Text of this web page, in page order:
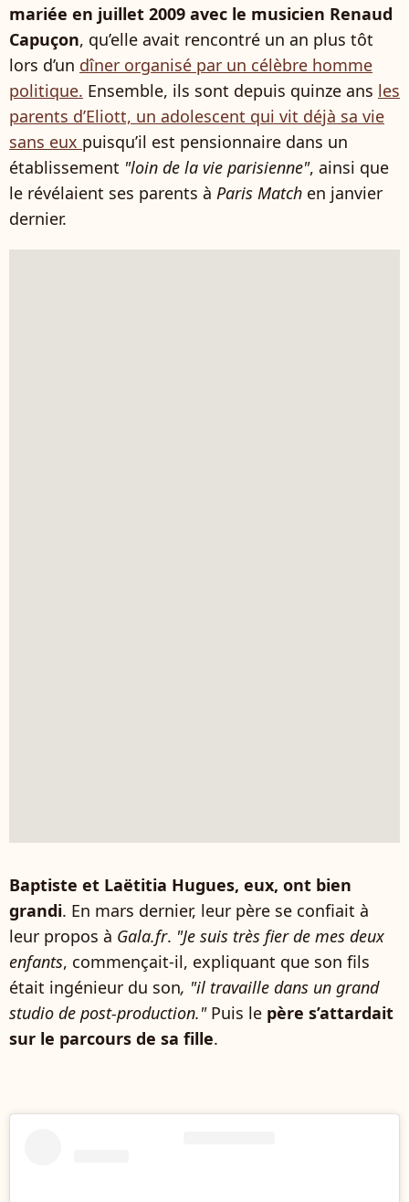
mariée en juillet 2009 avec le musicien Renaud
Capuçon, qu’elle avait rencontré un an plus tôt
lors d’un dîner organisé par un célèbre homme
politique. Ensemble, ils sont depuis quinze ans les
parents d’Eliott, un adolescent qui vit déjà sa vie
sans eux puisqu’il est pensionnaire dans un
établissement "loin de la vie parisienne", ainsi que
le révélaient ses parents à Paris Match en janvier
dernier.
Baptiste et Laëtitia Hugues, eux, ont bien
grandi. En mars dernier, leur père se confiait à
leur propos à Gala.fr. "Je suis très fier de mes deux
enfants, commençait-il, expliquant que son fils
était ingénieur du son, "il travaille dans un grand
studio de post-production."Puis le père s’attardait
sur le parcours de sa fille.